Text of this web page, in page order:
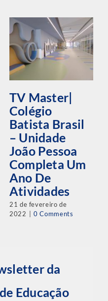
TV Master|
Colégio
Batista Brasil
– Unidade
João Pessoa
Completa Um
Ano De
Atividades
21 de fevereiro de
2022 | 0 Comments
da
Educação